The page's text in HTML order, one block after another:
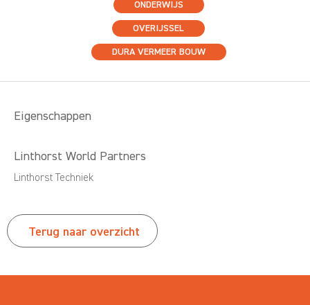
ONDERWIJS
OVERIJSSEL
DURA VERMEER BOUW
Eigenschappen
Linthorst World Partners
Linthorst Techniek
Terug naar overzicht